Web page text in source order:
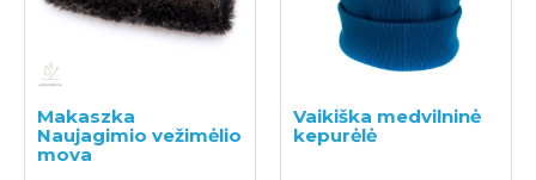
Makaszka
Naujagimio vežimėlio
mova
Vaikiška medvilninė
kepurėlė